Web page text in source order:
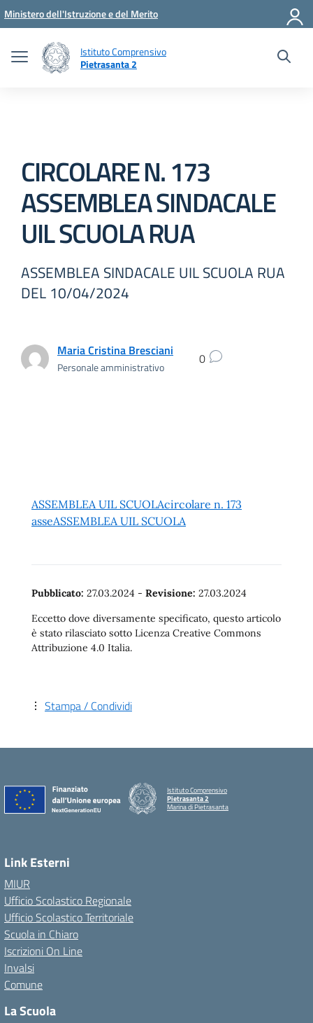
Vai ai contenuti
Vai al menu di navigazione
Vai al footer
Ministero dell'Istruzione e del Merito
Istituto Comprensivo
Pietrasanta 2
CIRCOLARE N. 173
ASSEMBLEA SINDACALE
UIL SCUOLA RUA
ASSEMBLEA SINDACALE UIL SCUOLA RUA
DEL 10/04/2024
Maria Cristina Bresciani
Personale amministrativo 0
ASSEMBLEA UIL SCUOLAcircolare n. 173
asseASSEMBLEA UIL SCUOLA
Pubblicato: 27.03.2024 - Revisione: 27.03.2024
Eccetto dove diversamente specificato, questo articolo
è stato rilasciato sotto Licenza Creative Commons
Attribuzione 4.0 Italia.
Stampa / Condividi
Istituto Comprensivo
Pietrasanta 2
Marina di Pietrasanta
Link Esterni
MIUR
Ufficio Scolastico Regionale
Ufficio Scolastico Territoriale
Scuola in Chiaro
Iscrizioni On Line
Invalsi
Comune
La Scuola